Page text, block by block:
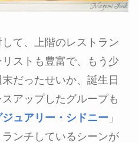
て、上階のレストラン
ストも豊富で、もう少
だったせいか、誕生日
アップしたグループも
ジュアリー・シドニー 」
ンチしているシーンが